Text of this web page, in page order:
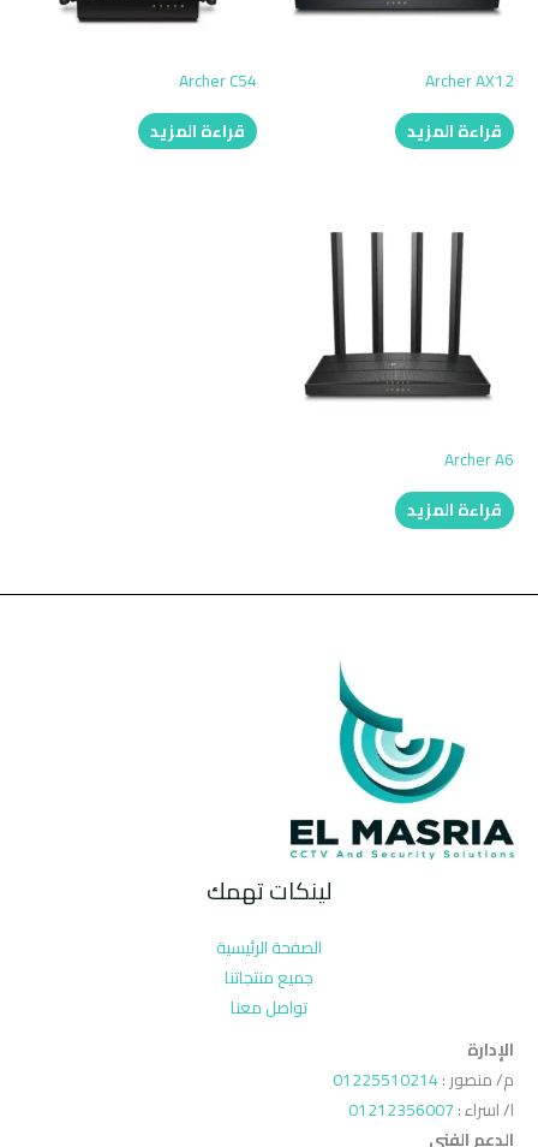
Archer AX12
قراءة المزيد
Archer C54
قراءة المزيد
Archer A6
قراءة المزيد
لينكات تهمك
الصفحة الرئيسية
جميع منتجاتنا
تواصل معنا
الإدارة
م/ منصور :01225510214
ا/ اسراء :01212356007
الدعم الفنى